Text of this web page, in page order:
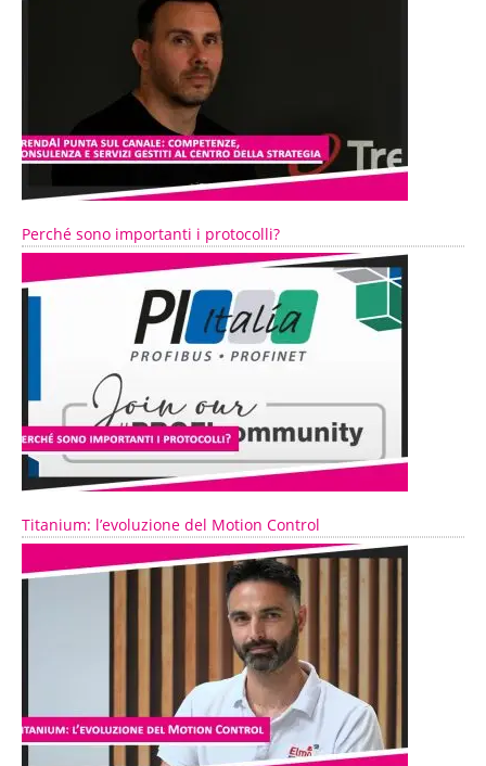
Perché sono importanti i protocolli?
Titanium: l’evoluzione del Motion Control